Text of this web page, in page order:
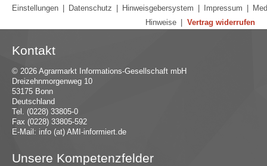
Einstellungen
Datenschutz Hinweisgebersystem Impressum
Hinweise
Vertrag widerrufen
Kontakt
© 2026 Agrarmarkt Informations-Gesellschaft mbH
Dreizehnmorgenweg 10
53175 Bonn
Deutschland
Tel. (0228) 33805-0
Fax (0228) 33805-592
E-Mail: info (at) AMI-informiert.de
Unsere Kompetenzfelder